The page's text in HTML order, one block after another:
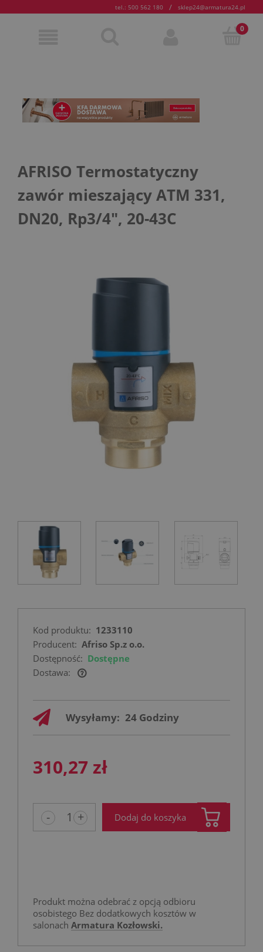
tel.: 500 562 180 / sklep24@armatura24.pl
AFRISO Termostatyczny
zawór mieszający ATM 331,
DN20, Rp3/4", 20-43C
Kod produktu: 1233110
Producent: Afriso Sp.z o.o.
Dostępność: Dostępne
Dostawa:
Cena nie zawiera ewentualnych kosztów
Wysyłamy: 24 Godziny
310,27 zł
- + Dodaj do koszyka
Produkt można odebrać z opcją odbioru
osobistego Bez dodatkowych kosztów w
salonach Armatura Kozłowski.